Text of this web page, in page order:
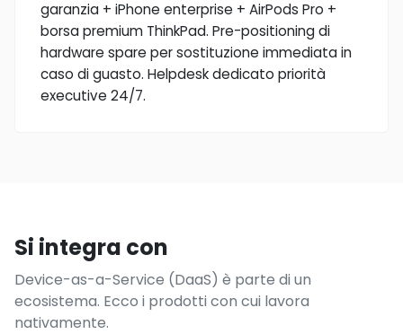
garanzia + iPhone enterprise + AirPods Pro +
borsa premium ThinkPad. Pre-positioning di
hardware spare per sostituzione immediata in
caso di guasto. Helpdesk dedicato priorità
executive 24/7.
Si integra con
Device-as-a-Service (DaaS) è parte di un
ecosistema. Ecco i prodotti con cui lavora
nativamente.